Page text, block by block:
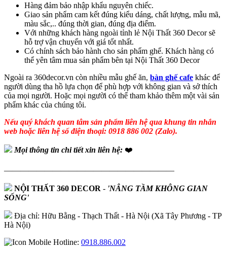
Hàng đảm bảo nhập khẩu nguyên chiếc.
Giao sản phẩm cam kết đúng kiểu dáng, chất lượng, mẫu mã,
màu sắc,.. đúng thời gian, đúng địa điểm.
Với những khách hàng ngoài tỉnh lẻ Nội Thất 360 Decor sẽ
hỗ trợ vận chuyển với giá tốt nhất.
Có chính sách bảo hành cho sản phẩm ghế. Khách hàng có
thể yên tâm mua sản phẩm bên tại Nội Thất 360 Decor
Ngoài ra 360decor.vn còn nhiều mẫu ghế ăn, bàn ghế cafe khác để
người dùng tha hồ lựa chọn để phù hợp với không gian và sở thích
của mọi người. Hoặc mọi người có thế tham khảo thêm một vài sản
phẩm khác của chúng tôi.
Nếu quý khách quan tâm sản phẩm liên hệ qua khung tin nhắn
web hoặc liên hệ số điện thoại: 0918 886 002 (Zalo).
Mọi thông tin chi tiết xin liên hệ: ❤️
—————————————————————
NỘI THẤT 360 DECOR - 'NÂNG TẦM KHÔNG GIAN
SỐNG'
Địa chỉ: Hữu Bằng - Thạch Thất - Hà Nội (Xã Tây Phương - TP
Hà Nội)
Hotline: 0918.886.002